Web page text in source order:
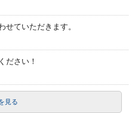
せていただきます。
ださい！
見る